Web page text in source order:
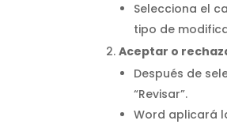
Selecciona el
tipo de
Aceptar o
Después de
“Revisar”.
Word aplicará